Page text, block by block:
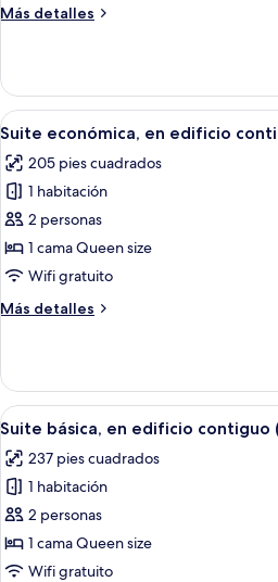
Más detalles
Más
King
Abrir
todas
las
fotos
de
Suite
económica,
edificio
Térreo)
Un
5
Suite económica, en edificio
205 pies cuadrados
1 habitación
2 personas
1 cama Queen size
Wifi gratuito
Más detalles
Más
económica,
en
edificio
(Piso
Térreo)
Abrir
todas
las
fotos
de
Suite
básica,
Un
5
Suite básica, en edificio contiguo
237 pies cuadrados
1 habitación
2 personas
1 cama Queen size
Wifi gratuito